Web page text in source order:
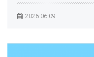
2026-06-09